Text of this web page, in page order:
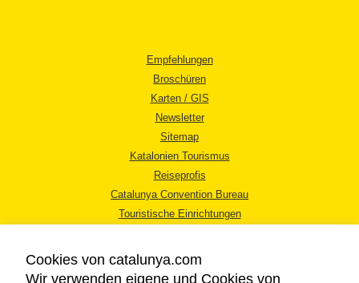
Empfehlungen
Broschüren
Karten / GIS
Newsletter
Sitemap
Katalonien Tourismus
Reiseprofis
Catalunya Convention Bureau
Touristische Einrichtungen
Cookies von catalunya.com
Wir verwenden eigene und Cookies von